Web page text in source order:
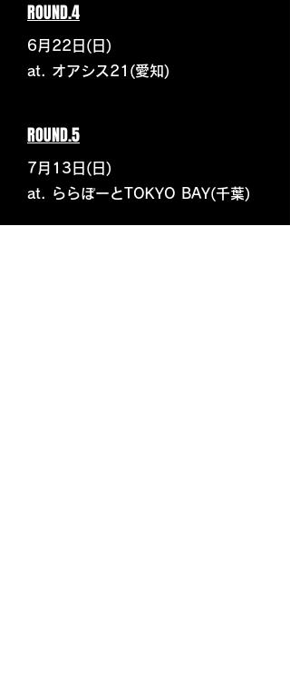
ROUND.4
6月22日(日)
at. オアシス21(愛知)
ROUND.5
7月13日(日)
at. ららぽーとTOKYO BAY(千葉)